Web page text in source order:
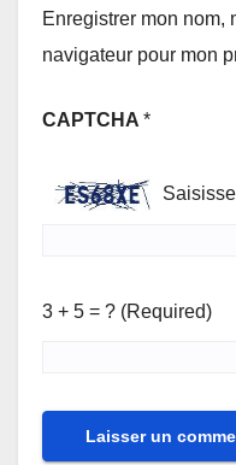
Enregistrer mon nom,
navigateur pour mon
CAPTCHA *
3 + 5 = ? (Required)